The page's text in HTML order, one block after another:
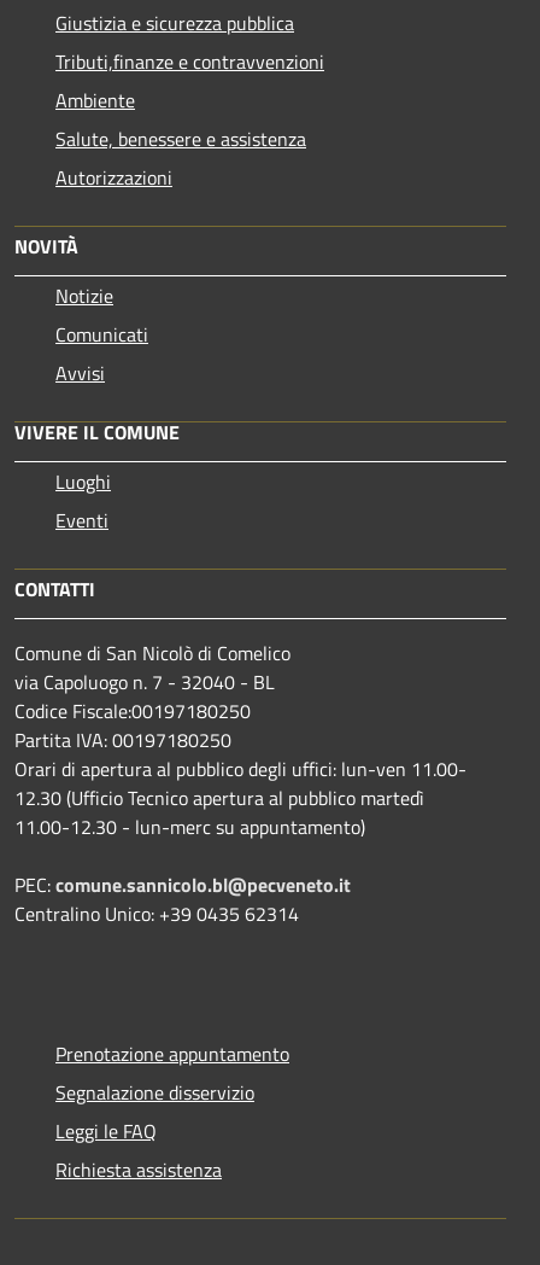
Giustizia e sicurezza pubblica
Tributi,finanze e contravvenzioni
Ambiente
Salute, benessere e assistenza
Autorizzazioni
NOVITÀ
Notizie
Comunicati
Avvisi
VIVERE IL COMUNE
Luoghi
Eventi
CONTATTI
Comune di San Nicolò di Comelico
via Capoluogo n. 7 - 32040 - BL
Codice Fiscale:00197180250
Partita IVA: 00197180250
Orari di apertura al pubblico degli uffici: lun-ven 11.00-
12.30 (Ufficio Tecnico apertura al pubblico martedì
11.00-12.30 - lun-merc su appuntamento)
PEC:comune.sannicolo.bl@pecveneto.it
Centralino Unico: +39 0435 62314
Prenotazione appuntamento
Segnalazione disservizio
Leggi le FAQ
Richiesta assistenza